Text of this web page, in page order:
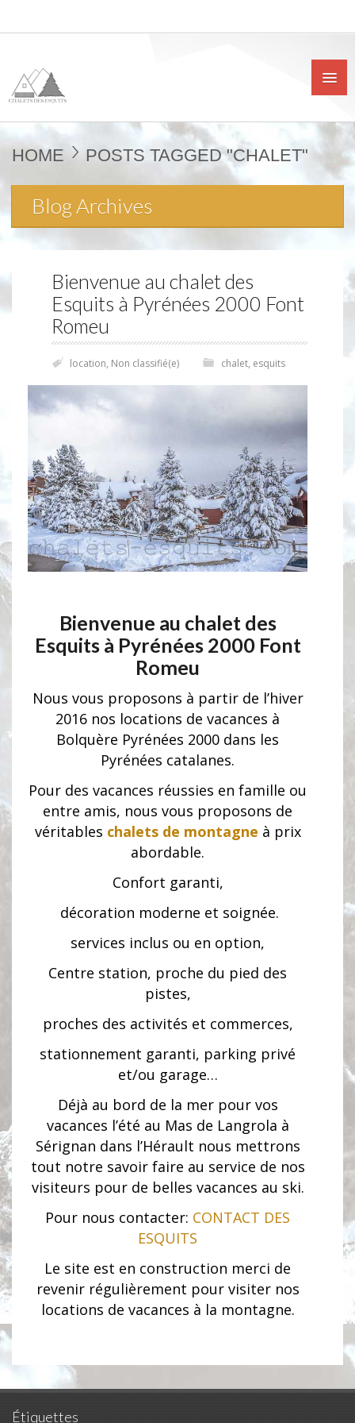
HOME POSTS TAGGED "CHALET"
Blog Archives
Bienvenue au chalet des
Esquits à Pyrénées 2000 Font
Romeu
location, Non classifié(e) chalet, esquits
Bienvenue au chalet des
Esquits à Pyrénées 2000 Font
Romeu
Nous vous proposons à partir de l’hiver
2016 nos locations de vacances à
Bolquère Pyrénées 2000 dans les
Pyrénées catalanes.
Pour des vacances réussies en famille ou
entre amis, nous vous proposons de
véritables chalets de montagne à prix
abordable.
Confort garanti,
décoration moderne et soignée.
services inclus ou en option,
Centre station, proche du pied des
pistes,
proches des activités et commerces,
stationnement garanti, parking privé
et/ou garage…
Déjà au bord de la mer pour vos
vacances l’été au Mas de Langrola à
Sérignan dans l’Hérault nous mettrons
tout notre savoir faire au service de nos
visiteurs pour de belles vacances au ski.
Pour nous contacter: CONTACT DES
ESQUITS
Le site est en construction merci de
revenir régulièrement pour visiter nos
locations de vacances à la montagne.
Étiquettes